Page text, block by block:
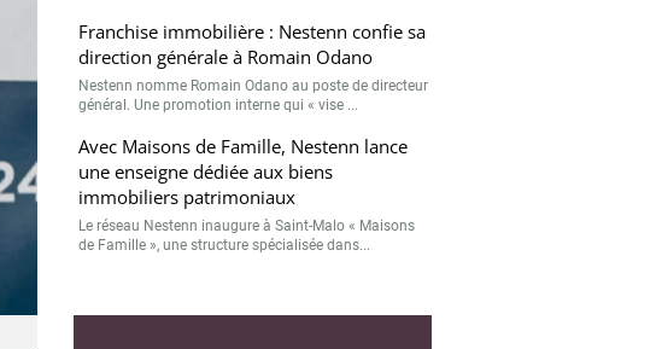
Franchise immobilière : Nestenn confie sa
direction générale à Romain Odano
Nestenn nomme Romain Odano au poste de directeur
général. Une promotion interne qui « vise ...
Avec Maisons de Famille, Nestenn lance
une enseigne dédiée aux biens
immobiliers patrimoniaux
Le réseau Nestenn inaugure à Saint-Malo « Maisons
de Famille », une structure spécialisée dans...